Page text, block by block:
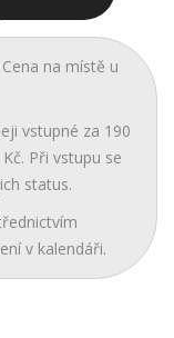
na místě u
vstupné za 190
Při vstupu se
status.
v kalendáři.